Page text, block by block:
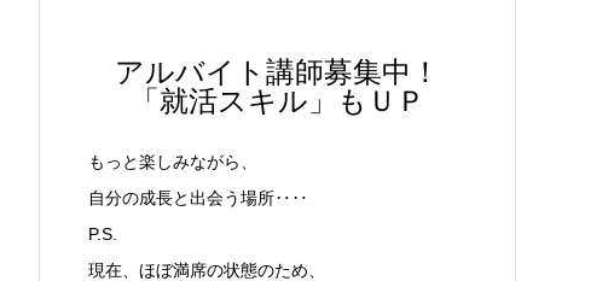
アルバイト講師募集中！
「就活スキル」もＵＰ
もっと楽しみながら、
自分の成長と出会う場所‥‥
P.S.
現在、ほぼ満席の状態のため、